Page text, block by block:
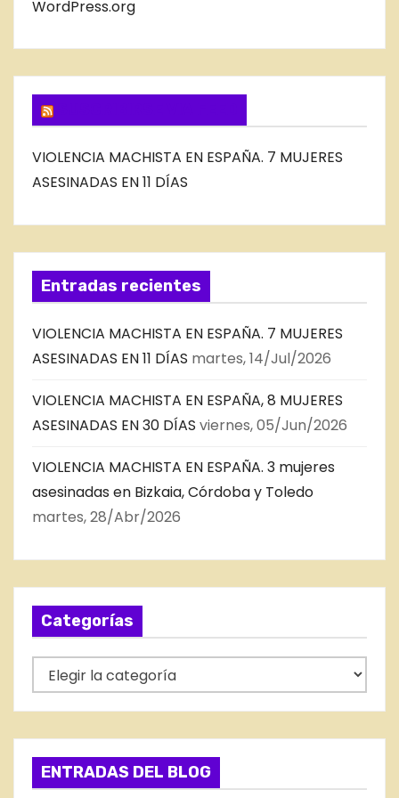
O
G
WordPress.org
VIOLENCIA MACHISTA EN ESPAÑA. 7 MUJERES
ASESINADAS EN 11 DÍAS
Entradas recientes
VIOLENCIA MACHISTA EN ESPAÑA. 7 MUJERES
ASESINADAS EN 11 DÍAS martes, 14/Jul/2026
VIOLENCIA MACHISTA EN ESPAÑA, 8 MUJERES
ASESINADAS EN 30 DÍAS viernes, 05/Jun/2026
VIOLENCIA MACHISTA EN ESPAÑA. 3 mujeres
asesinadas en Bizkaia, Córdoba y Toledo
martes, 28/Abr/2026
Categorías
a
t
e
o
ENTRADAS DEL BLOG